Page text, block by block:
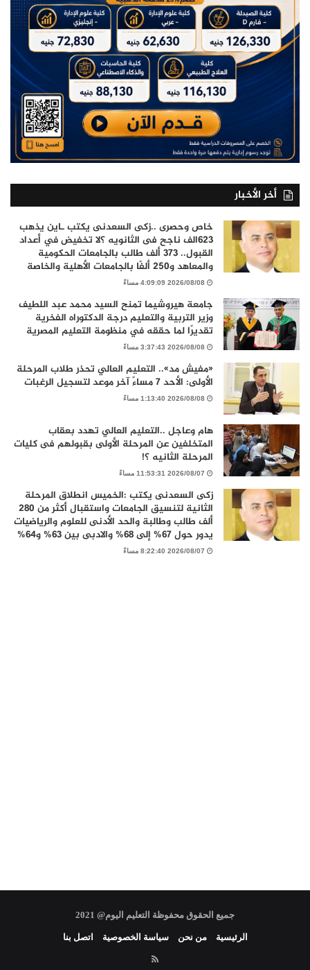
أخر الأخبار
خاص وحصرى ..زكى السعدنى يكتب ـاين يذهب
٦٢٣الف ناجح فى الثانويه ؟لا تخفيض في أعداد
القبول.. 373 ألف طالب بالجامعات الحكومية
والمعاهد و250 ألفًا بالجامعات الأهلية والخاصة
2026/08/08 4:09:09 مساءً
جامعة هيروشيما تمنح السيد محمد عبد اللطيف
وزير التربية والتعليم درجة الدكتوراه الفخرية
تقديرًا لما حققه في منظومة التعليم المصرية
2026/08/08 3:37:43 مساءً
«مفيش مد».. التعليم العالي تحذر طلاب المرحلة
الأولى: الأحد 7 مساءً آخر موعد لتسجيل الرغبات
2026/08/08 1:13:40 مساءً
هام وعاجل ..التعليم العالي تهدد بعقاب
المتخلفين عن المرحلة الأولى بقبولهم فى كليات
المرحلة الثانيه ؟!
2026/08/07 11:53:31 مساءً
زكى السعدنى يكتب :الخميس انطلاق المرحلة
الثانية لتنسيق الجامعات واستقبال أكثر من 280
ألف طالب وطالبة والحد الأدنى للعلوم والرياضيات
يدور حول 67% إلى 68% والادبى بين 63% و64%
2026/08/07 8:22:40 مساءً
جميع الحقوق محفوظة التعليم اليوم@ 2021
الرئيسية من نحن سياسة الخصوصية اتصل بنا
RSS